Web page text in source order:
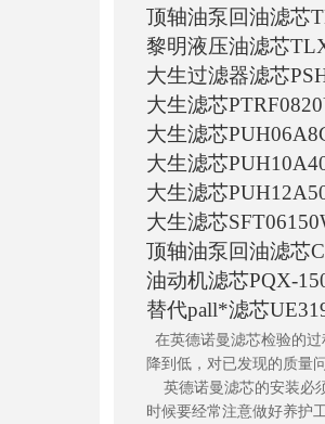
顶轴油泵回油滤芯
黎明液压油滤芯
大生过滤器滤芯
大生滤芯
大生滤芯
大生滤芯
大生滤芯
大生滤芯
顶轴油泵回油滤芯
油动机滤芯PQX-
替代pall*滤芯
在英德诺曼滤芯检验的
降到低，对已发现的质量
英德诺曼滤芯的安装必
时候要经常注意做好养护